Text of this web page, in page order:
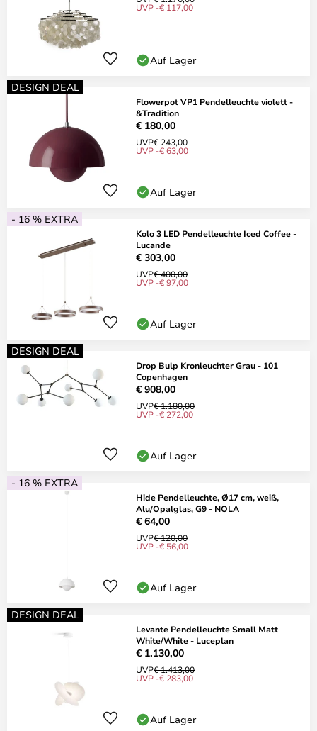
UVP -€ 117,00
Auf Lager
DESIGN DEAL
Flowerpot VP1 Pendelleuchte violett -
&Tradition
€ 180,00
UVP€ 243,00
UVP -€ 63,00
Auf Lager
- 16 % EXTRA
Kolo 3 LED Pendelleuchte Iced Coffee -
Lucande
€ 303,00
UVP€ 400,00
UVP -€ 97,00
Auf Lager
DESIGN DEAL
Drop Bulp Kronleuchter Grau - 101
Copenhagen
€ 908,00
UVP€ 1.180,00
UVP -€ 272,00
Auf Lager
- 16 % EXTRA
Hide Pendelleuchte, Ø17 cm, weiß,
Alu/Opalglas, G9 - NOLA
€ 64,00
UVP€ 120,00
UVP -€ 56,00
Auf Lager
DESIGN DEAL
Levante Pendelleuchte Small Matt
White/White - Luceplan
€ 1.130,00
UVP€ 1.413,00
UVP -€ 283,00
Auf Lager